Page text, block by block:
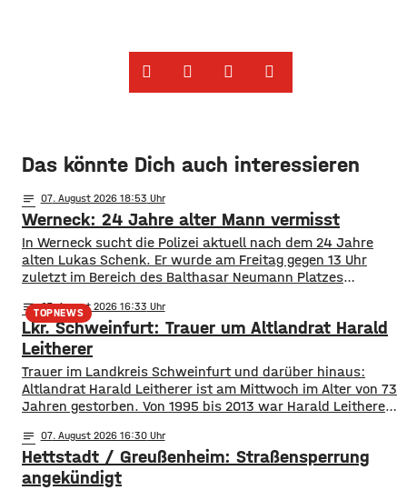
Das könnte Dich auch interessieren
notes 07. August 2026 18:53
Werneck: 24 Jahre alter Mann vermisst
In Werneck sucht die Polizei aktuell nach dem 24 Jahre
alten Lukas Schenk. Er wurde am Freitag gegen 13 Uhr
zuletzt im Bereich des Balthasar Neumann Platzes
Suchmaßnahmen der Polizei sind bislang ohne Erfolg
geblieben. Deswegen bitten die Ermittler jetzt um Hinweise
aus der Bevölkerung. Lukas Schenk könnte
TOPNEWS
notes 07. August 2026 16:33
Lkr. Schweinfurt: Trauer um Altlandrat Harald
Leitherer
Trauer im Landkreis Schweinfurt und darüber hinaus:
Altlandrat Harald Leitherer ist am Mittwoch im Alter von 73
Jahren gestorben. Von 1995 bis 2013 war Harald Leitherer
wurde das Kreisstraßennetz ausgebaut, aber auch ein
flächendeckendes Radwegenetz mit einer Länge von über
1.000 Kilometern geschaffen. Außerdem führte der
notes 07. August 2026 16:30
Hettstadt / Greußenheim: Straßensperrung
angekündigt